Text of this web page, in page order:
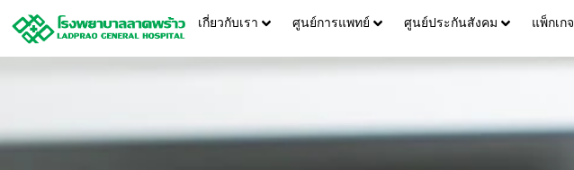
เกี่ยวกับเรา ศูนย์การแพทย์ ศูนย์ประกันสังคม แพ็กเกจ